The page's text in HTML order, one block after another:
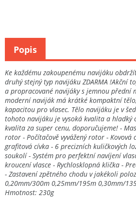
Ke každému zakoupenému navijáku
druhý stejný typ navijáku ZDARMA !Akční
a propracované navijáky s jemnou přední
moderní naviják má krátké kompaktní
kapacitou pro vlasec. Tělo navijáku je v
tohoto navijáku je vysoká kvalita a hladký
kvalita za super cenu, doporučujeme! -
rotor - Počítačově vyvážený rotor - Kovová
grafitová cívka - 6 precizních kuličkových
soukolí - Systém pro perfektní navíjení
kroucení vlasce - Rychlosklopná klička -
- Zastavení zpětného chodu v jakékoli
0,20mm/300m 0,25mm/195m 0,30mm/
Hmotnost: 230g
Popis